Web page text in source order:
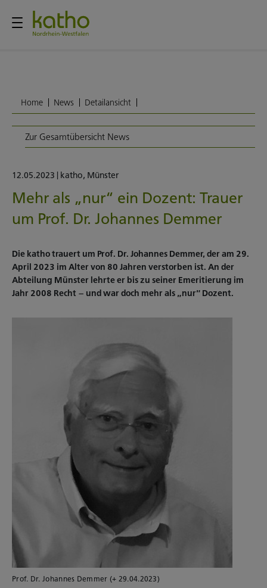
Home News Detailansicht
Zur Gesamtübersicht News
12.05.2023 katho, Münster
Mehr als „nur“ ein Dozent: Trauer
um Prof. Dr. Johannes Demmer
Die katho trauert um Prof. Dr. Johannes Demmer, der am 29.
April 2023 im Alter von 80 Jahren verstorben ist. An der
Abteilung Münster lehrte er bis zu seiner Emeritierung im
Jahr 2008 Recht – und war doch mehr als „nur“ Dozent.
Prof. Dr. Johannes Demmer (+ 29.04.2023)